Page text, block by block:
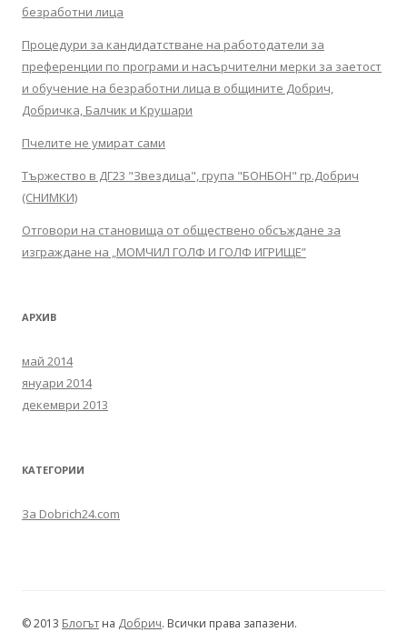
безработни лица
Процедури за кандидатстване на работодатели за
преференции по програми и насърчителни мерки за заетост
и обучение на безработни лица в общините Добрич,
Добричка, Балчик и Крушари
Пчелите не умират сами
Тържество в ДГ23 "Звездица", група "БОНБОН" гр.Добрич
(СНИМКИ)
Отговори на становища от обществено обсъждане за
изграждане на „МОМЧИЛ ГОЛФ И ГОЛФ ИГРИЩЕ”
АРХИВ
май 2014
януари 2014
декември 2013
КАТЕГОРИИ
За Dobrich24.com
© 2013 Блогът на Добрич. Всички права запазени.